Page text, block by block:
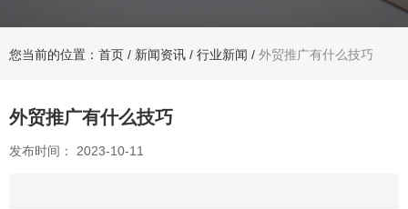
您当前的位置：首页 / 新闻资讯 / 行业新闻 / 外贸推广有什么技巧
外贸推广有什么技巧
发布时间： 2023-10-11